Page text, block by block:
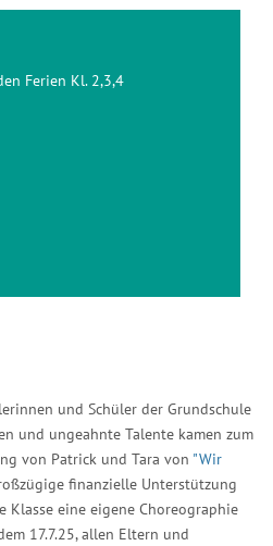
Ferien Kl. 2,3,4
und Schüler der Grundschule
und ungeahnte Talente kamen zum
von Patrick und Tara von "Wir
finanzielle Unterstützung
Klasse eine eigene Choreographie
17.7.25, allen Eltern und